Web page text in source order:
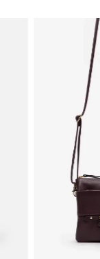
• 1 asa
MEDIDAS
• Alto:
• Ancho:
•